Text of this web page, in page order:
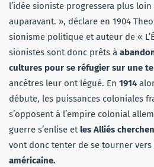
l’idée sioniste progressera plus
auparavant. », déclare en 1904
sionisme politique et auteur de «
sionistes sont donc prêts à
cultures pour se réfugier sur une
ancêtres leur ont légué. En 1914
débute, les puissances coloniales
s’opposent à l’empire colonial
guerre s’enlise etles Alliés
vont donc tenter de se tourner vers
américaine.